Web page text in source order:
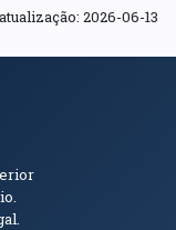
2026-06-13